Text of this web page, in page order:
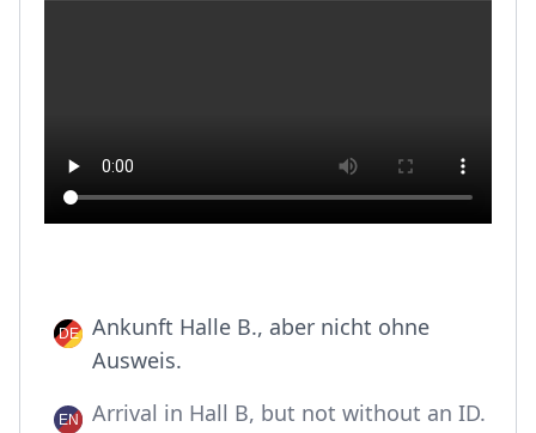
Ankunft Halle B., aber nicht ohne
Ausweis.
Arrival in Hall B, but not without an ID.